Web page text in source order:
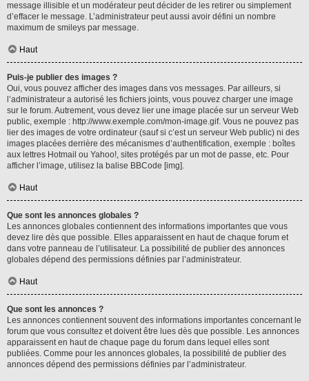
message illisible et un modérateur peut décider de les retirer ou simplement
d’effacer le message. L’administrateur peut aussi avoir défini un nombre
maximum de smileys par message.
Haut
Puis-je publier des images ?
Oui, vous pouvez afficher des images dans vos messages. Par ailleurs, si
l’administrateur a autorisé les fichiers joints, vous pouvez charger une image
sur le forum. Autrement, vous devez lier une image placée sur un serveur Web
public, exemple : http://www.exemple.com/mon-image.gif. Vous ne pouvez pas
lier des images de votre ordinateur (sauf si c’est un serveur Web public) ni des
images placées derrière des mécanismes d’authentification, exemple : boîtes
aux lettres Hotmail ou Yahoo!, sites protégés par un mot de passe, etc. Pour
afficher l’image, utilisez la balise BBCode [img].
Haut
Que sont les annonces globales ?
Les annonces globales contiennent des informations importantes que vous
devez lire dès que possible. Elles apparaissent en haut de chaque forum et
dans votre panneau de l’utilisateur. La possibilité de publier des annonces
globales dépend des permissions définies par l’administrateur.
Haut
Que sont les annonces ?
Les annonces contiennent souvent des informations importantes concernant le
forum que vous consultez et doivent être lues dès que possible. Les annonces
apparaissent en haut de chaque page du forum dans lequel elles sont
publiées. Comme pour les annonces globales, la possibilité de publier des
annonces dépend des permissions définies par l’administrateur.